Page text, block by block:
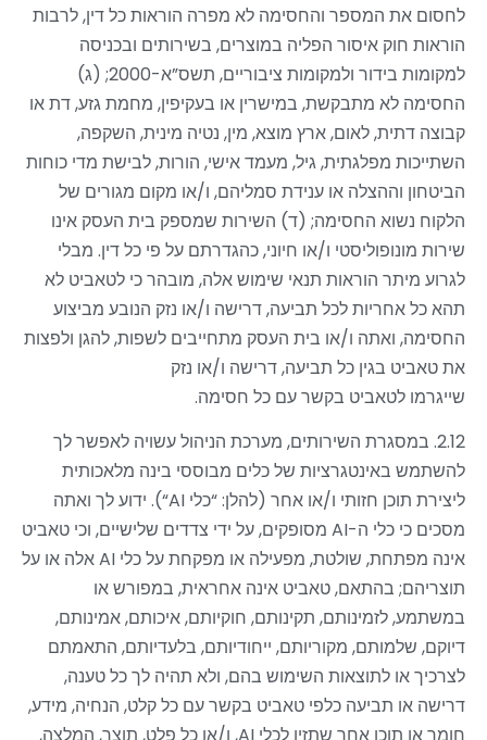
לחסום את המספר והחסימה לא מפרה הוראות כל דין, לרבות
הוראות חוק איסור הפליה במוצרים, בשירותים ובכניסה
למקומות בידור ולמקומות ציבוריים, תשס”א-2000; (ג)
החסימה לא מתבקשת, במישרין או בעקיפין, מחמת גזע, דת או
קבוצה דתית, לאום, ארץ מוצא, מין, נטיה מינית, השקפה,
השתייכות מפלגתית, גיל, מעמד אישי, הורות, לבישת מדי כוחות
הביטחון וההצלה או ענידת סמליהם, ו/או מקום מגורים של
הלקוח נשוא החסימה; (ד) השירות שמספק בית העסק אינו
שירות מונופוליסטי ו/או חיוני, כהגדרתם על פי כל דין. מבלי
לגרוע מיתר הוראות תנאי שימוש אלה, מובהר כי לטאביט לא
תהא כל אחריות לכל תביעה, דרישה ו/או נזק הנובע מביצוע
החסימה, ואתה ו/או בית העסק מתחייבים לשפות, להגן ולפצות
את טאביט בגין כל תביעה, דרישה ו/או נזק
שייגרמו לטאביט בקשר עם כל חסימה.
2.12. במסגרת השירותים, מערכת הניהול עשויה לאפשר לך
להשתמש באינטגרציות של כלים מבוססי בינה מלאכותית
ליצירת תוכן חזותי ו/או אחר (להלן: “כלי AI“). ידוע לך ואתה
מסכים כי כלי ה-AI מסופקים, על ידי צדדים שלישיים, וכי טאביט
אינה מפתחת, שולטת, מפעילה או מפקחת על כלי AIאלה או על
תוצריהם; בהתאם, טאביט אינה אחראית, במפורש או
במשתמע, לזמינותם, תקינותם, חוקיותם, איכותם, אמינותם,
דיוקם, שלמותם, מקוריותם, ייחודיותם, בלעדיותם, התאמתם
לצרכיך או לתוצאות השימוש בהם, ולא תהיה לך כל טענה,
דרישה או תביעה כלפי טאביט בקשר עם כל קלט, הנחיה, מידע,